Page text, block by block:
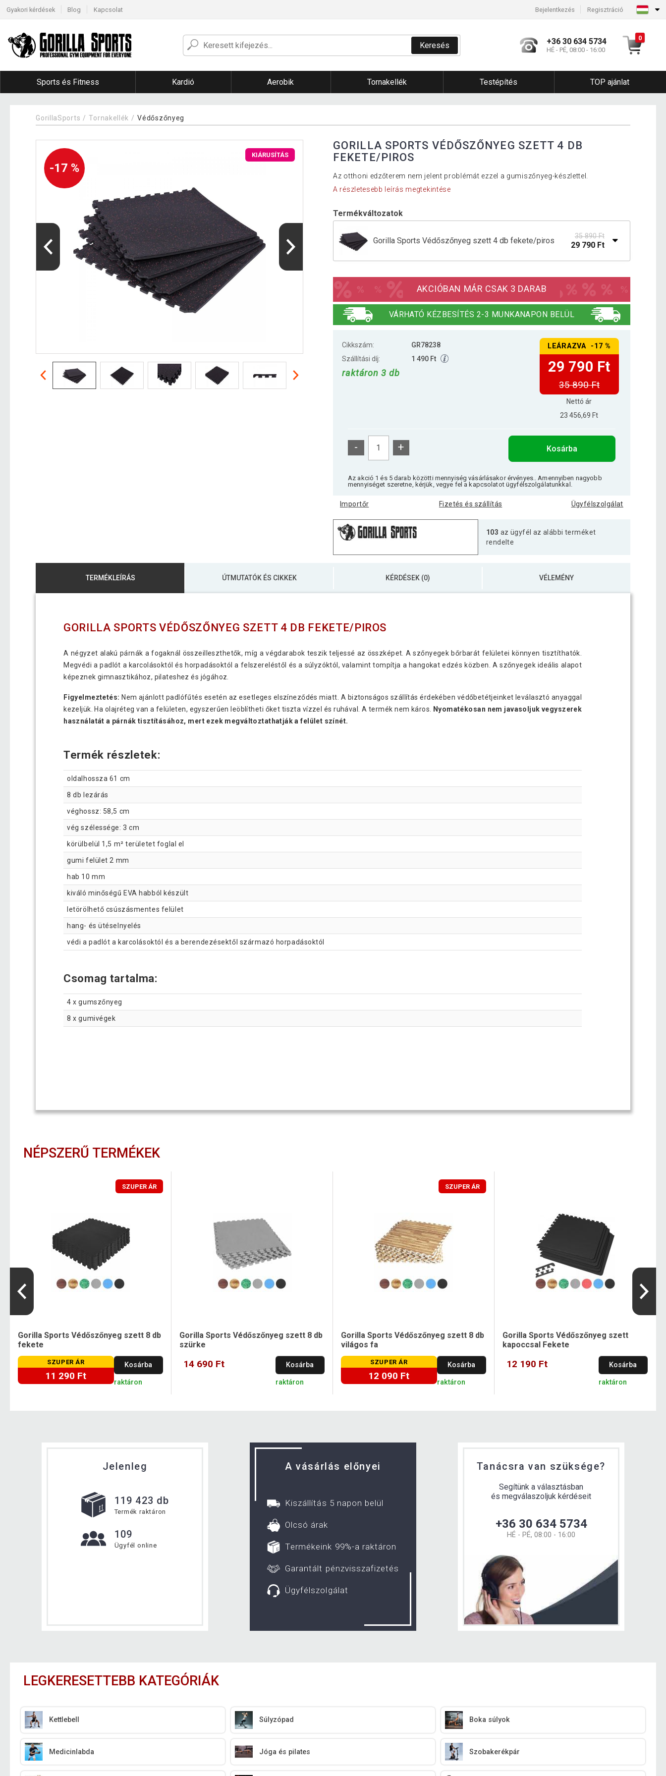
Gyakori kérdések Blog Kapcsolat Bejelentkezés Regisztráció
Keresés +36 30 634 5734
HÉ - PÉ, 08:00 - 16:00
0
Sports és Fitness Kardió Aerobik Tornakellék Testépítés TOP ajánlat
GorillaSports Tornakellék Védőszőnyeg
-17 %
KIÁRUSÍTÁS
GORILLA SPORTS VÉDŐSZŐNYEG SZETT 4 DB
FEKETE/PIROS
Az otthoni edzőterem nem jelent problémát ezzel a gumiszőnyeg-készlettel.
A részletesebb leírás megtekintése
Termékváltozatok
Gorilla Sports Védőszőnyeg szett 4 db fekete/piros 35 890 Ft
29 790 Ft
Gorilla Sports Védőszőnyeg szett 4 db fekete/fehér 21 190 Ft
AKCIÓBAN MÁR CSAK 3 DARAB
VÁRHATÓ KÉZBESÍTÉS 2-3 MUNKANAPON BELÜL
Cikkszám:
GR78238
Szállítási díj:
1 490 Ft
raktáron 3 db
LEÁRAZVA -17 %
29 790 Ft
35 890 Ft
Nettó ár
23 456,69 Ft
- + Kosárba
Az akció 1 és 5 darab közötti mennyiség vásárlásakor érvényes.. Amennyiben nagyobb
mennyiséget szeretne, kérjük, vegye fel a kapcsolatot ügyfélszolgálatunkkal.
Importőr Fizetés és szállítás Ügyfélszolgálat
103 az ügyfél az alábbi terméket
rendelte
TERMÉKLEÍRÁS ÚTMUTATÓK ÉS CIKKEK KÉRDÉSEK (0) VÉLEMÉNY
GORILLA SPORTS VÉDŐSZŐNYEG SZETT 4 DB FEKETE/PIROS
A négyzet alakú párnák a fogaknál összeilleszthetők, míg a végdarabok teszik teljessé az összképet. A szőnyegek bőrbarát felületei könnyen tisztíthatók.
Megvédi a padlót a karcolásoktól és horpadásoktól a felszereléstől és a súlyzóktól, valamint tompítja a hangokat edzés közben. A szőnyegek ideális alapot
képeznek gimnasztikához, pilateshez és jógához.
Figyelmeztetés: Nem ajánlott padlófűtés esetén az esetleges elszíneződés miatt. A biztonságos szállítás érdekében védőbetétjeinket leválasztó anyaggal
kezeljük. Ha olajréteg van a felületen, egyszerűen leöblítheti őket tiszta vízzel és ruhával. A termék nem káros.
Nyomatékosan nem javasoljuk vegyszerek
használatát a párnák tisztításához, mert ezek megváltoztathatják a felület színét.
Termék részletek:
oldalhossza 61 cm
8 db lezárás
véghossz: 58,5 cm
vég szélessége: 3 cm
körülbelül 1,5 m² területet foglal el
gumi felület 2 mm
hab 10 mm
kiváló minőségű EVA habból készült
letörölhető csúszásmentes felület
hang- és ütéselnyelés
védi a padlót a karcolásoktól és a berendezésektől származó horpadásoktól
Csomag tartalma:
4 x gumszőnyeg
8 x gumivégek
NÉPSZERŰ TERMÉKEK
SZUPER ÁR
Gorilla Sports Védőszőnyeg szett 8 db
fekete
SZUPER ÁR
11 290 Ft
Kosárba
raktáron
Gorilla Sports Védőszőnyeg szett 8 db
szürke
14 690 Ft Kosárba
raktáron
SZUPER ÁR
Gorilla Sports Védőszőnyeg szett 8 db
világos fa
SZUPER ÁR
12 090 Ft
Kosárba
raktáron
Gorilla Sports Védőszőnyeg szett
kapoccsal Fekete
12 190 Ft Kosárba
raktáron
Jelenleg
119 423 db
Termék raktáron
109
Ügyfél online
A vásárlás előnyei
Kiszállítás 5 napon belül
Olcsó árak
Termékeink 99%-a raktáron
Garantált pénzvisszafizetés
Ügyfélszolgálat
Tanácsra van szüksége?
Segítünk a választásban
és megválaszoljuk kérdéseit
+36 30 634 5734
HÉ - PÉ, 08:00 - 16:00
LEGKERESETTEBB KATEGÓRIÁK
Kettlebell Súlyzópad Boka súlyok
Medicinlabda Jóga és pilates Szobakerékpár